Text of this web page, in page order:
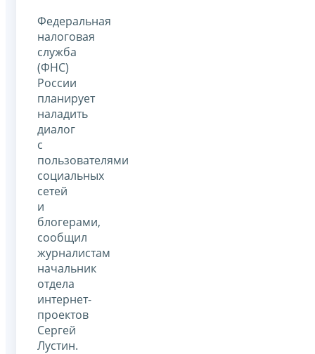
Федеральная
налоговая
служба
(ФНС)
России
планирует
наладить
диалог
с
пользователями
социальных
сетей
и
блогерами,
сообщил
журналистам
начальник
отдела
интернет-
проектов
Сергей
Лустин.